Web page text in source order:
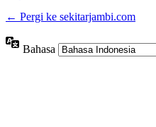
← Pergi ke sekitarjambi.com
Bahasa